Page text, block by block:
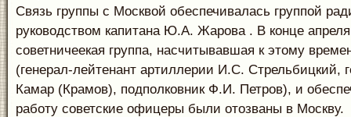
Связь группы с Москвой обеспечивалась группой
руководством капитана Ю.А. Жарова . В конце апреля
советничеекая группа, насчитывавшая к этому
(генерал-лейтенант артиллерии И.С. Стрельбицкий,
Камар (Крамов), подполковник Ф.И. Петров), и
работу советские офицеры были отозваны в Москву.